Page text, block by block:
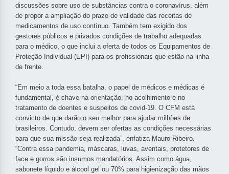
discussões sobre uso de substâncias contra o coronavírus, além
de propor a ampliação do prazo de validade das receitas de
medicamentos de uso contínuo. Também tem exigido dos
gestores públicos e privados condições de trabalho adequadas
para o médico, o que inclui a oferta de todos os Equipamentos de
Proteção Individual (EPI) para os profissionais que estão na linha
de frente.
“Em meio a toda essa batalha, o papel de médicos e médicas é
fundamental, é chave na orientação, no acolhimento e no
tratamento de doentes e suspeitos de covid-19. O CFM está
convicto de que darão o seu melhor para ajudar milhões de
brasileiros. Contudo, devem ser ofertas as condições necessárias
para que sua missão seja realizada”, enfatiza Mauro Ribeiro.
“Contra essa pandemia, máscaras, luvas, aventais, protetores de
face e gorros são insumos mandatórios. Assim como água,
sabonete líquido e álcool gel ou 70% para higienização das mãos